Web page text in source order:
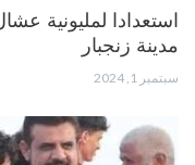
استعدادا لمليونية
مدينة زنجبار
سبتمبر 1, 2024